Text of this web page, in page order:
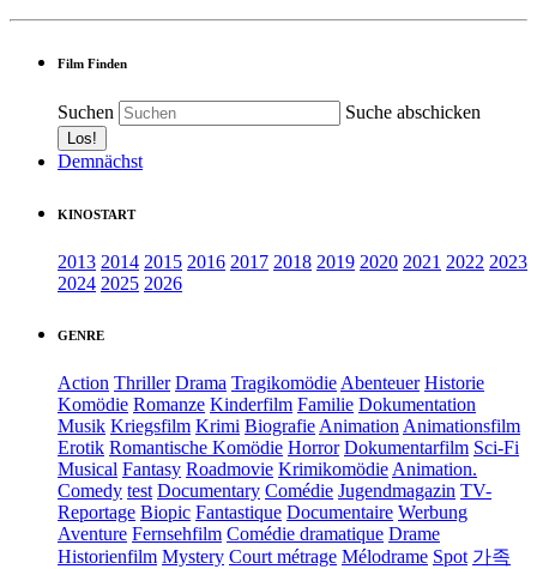
Film Finden
Suchen Suche abschicken
Demnächst
KINOSTART
2013 2014 2015 2016 2017 2018 2019 2020 2021 2022 2023
2024 2025 2026
GENRE
Action Thriller Drama TragikomödieAbenteuer Historie
Komödie Romanze Kinderfilm Familie Dokumentation
Musik Kriegsfilm Krimi BiografieAnimationAnimationsfilm
Erotik Romantische Komödie Horror Dokumentarfilm Sci-Fi
Musical Fantasy Roadmovie KrimikomödieAnimation.
Comedy test Documentary Comédie Jugendmagazin TV-
Reportage Biopic Fantastique Documentaire Werbung
Aventure Fernsehfilm Comédie dramatique Drame
Historienfilm Mystery Court métrage Mélodrame Spot 가족